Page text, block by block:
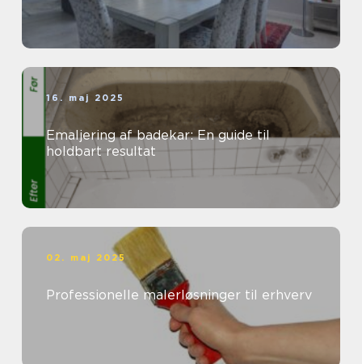
16. maj 2025
Emaljering af badekar: En guide til
holdbart resultat
02. maj 2025
Professionelle malerløsninger til erhverv